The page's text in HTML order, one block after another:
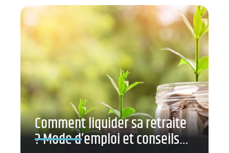
Comment liquider sa retraite
? Mode d’emploi et conseils…